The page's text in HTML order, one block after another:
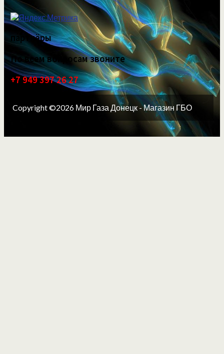
партнёры
По всем вопросам звоните
+7 949 397 26 27
Copyright ©2026 Мир Газа Донецк - Магазин ГБО